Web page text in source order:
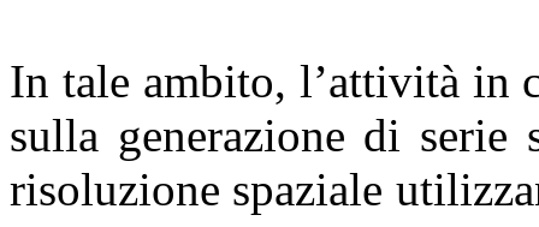
In tale ambito, l’attività in
sulla generazione di serie
risoluzione spaziale